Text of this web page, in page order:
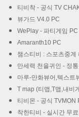
티비착 - 공식 TV
뷰가드 V4.0 PC
WePlay - 파티게임 PC
Amaranth10 PC
챔스티비 : 스포츠중
만세력 천을귀인 - 정
마루-만화뷰어,텍스트
T map (티맵,T맵,내비
티비몬 - 공식 TVMON
착한티비 - 실시간 무